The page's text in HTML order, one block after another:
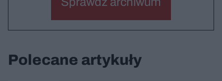
Polecane artykuły